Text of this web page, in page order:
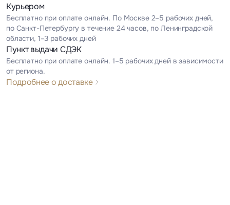
Курьером
Бесплатно при оплате онлайн. По Москве 2–5 рабочих дней,
по Санкт-Петербургу в течение 24 часов, по Ленинградской
области, 1–3 рабочих дней
Пункт выдачи СДЭК
Бесплатно при оплате онлайн. 1–5 рабочих дней в зависимости
от региона.
Подробнее о доставке